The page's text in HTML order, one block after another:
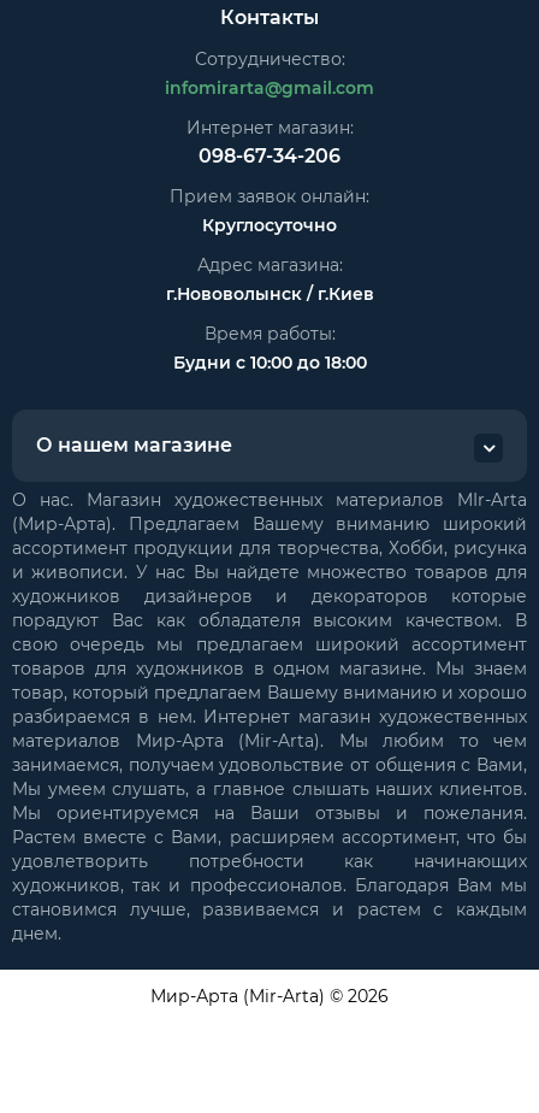
Контакты
Сотрудничество:
infomirarta@gmail.com
Интернет магазин:
098-67-34-206
Прием заявок онлайн:
Круглосуточно
Адрес магазина:
г.Нововолынск / г.Киев
Время работы:
Будни с 10:00 до 18:00
О нашем магазине
О нас. Магазин художественных материалов MIr-Arta
(Мир-Арта). Предлагаем Вашему вниманию широкий
ассортимент продукции для творчества, Хобби, рисунка
и живописи. У нас Вы найдете множество товаров для
художников дизайнеров и декораторов которые
порадуют Вас как обладателя высоким качеством. В
свою очередь мы предлагаем широкий ассортимент
товаров для художников в одном магазине. Мы знаем
товар, который предлагаем Вашему вниманию и хорошо
разбираемся в нем. Интернет магазин художественных
материалов Мир-Арта (Mir-Arta). Мы любим то чем
занимаемся, получаем удовольствие от общения с Вами,
Мы умеем слушать, а главное слышать наших клиентов.
Мы ориентируемся на Ваши отзывы и пожелания.
Растем вместе с Вами, расширяем ассортимент, что бы
удовлетворить потребности как начинающих
художников, так и профессионалов. Благодаря Вам мы
становимся лучше, развиваемся и растем с каждым
днем.
Мир-Арта (Mir-Arta) © 2026